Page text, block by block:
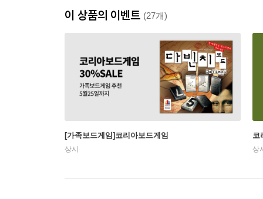
이 상품의 이벤트 (27개)
[가족보드게임]코리아보드게임
상시
코
상